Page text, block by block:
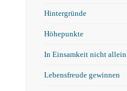
Hintergründe
Höhepunkte
In Einsamkeit nicht allein
Lebensfreude gewinnen